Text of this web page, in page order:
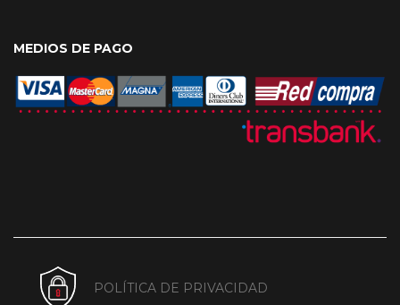
MEDIOS DE PAGO
POLÍTICA DE PRIVACIDAD